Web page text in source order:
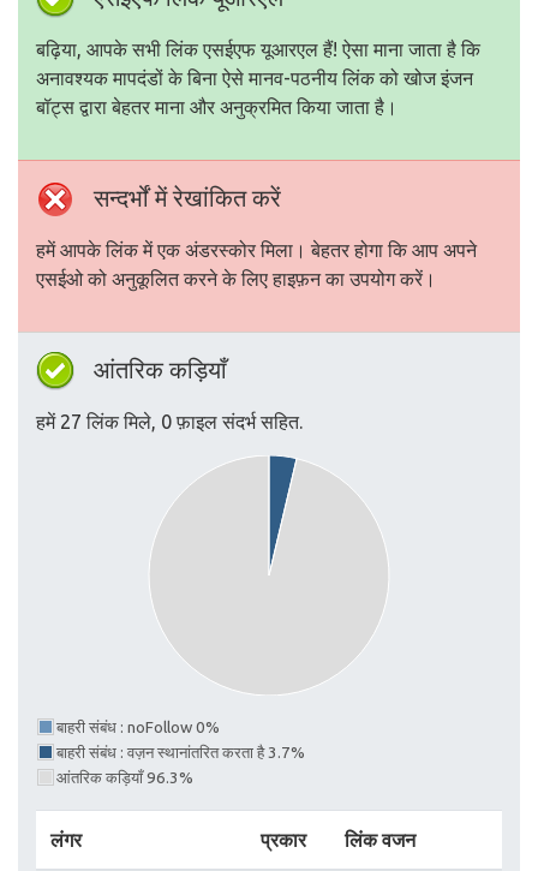
बढ़िया, आपके सभी लिंक एसईएफ यूआरएल हैं! ऐसा माना जाता है कि
अनावश्यक मापदंडों के बिना ऐसे मानव-पठनीय लिंक को खोज इंजन
बॉट्स द्वारा बेहतर माना और अनुक्रमित किया जाता है।
सन्दर्भों में रेखांकित करें
हमें आपके लिंक में एक अंडरस्कोर मिला। बेहतर होगा कि आप अपने
एसईओ को अनुकूलित करने के लिए हाइफ़न का उपयोग करें।
आंतरिक कड़ियाँ
हमें 27 लिंक मिले, 0 फ़ाइल संदर्भ सहित.
बाहरी संबंध : noFollow 0%
बाहरी संबंध : वज़न स्थानांतरित करता है 3.7%
आंतरिक कड़ियाँ 96.3%
लंगर प्रकार लिंक वजन